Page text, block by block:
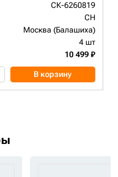
СК-6260819
CH
Москва (Балашиха)
4 шт
10 499 ₽
В корзину